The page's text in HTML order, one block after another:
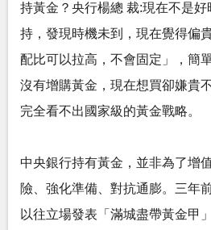
持黃金？央行楊總 裁:現在不是
持，發現時機未到，現在覺得偏
配比可以拉高，不會固定」，簡
沒有增購黃金，現在想買卻嫌貴
完全看不出國家級的黃金戰略。
中央銀行持有黃金，並非為了增
險、強化準備、對抗通膨。三年
以往立場發表「滿城盡帶黃金甲